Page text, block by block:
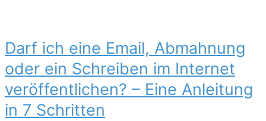
Darf ich eine Email, Abmahnung
oder ein Schreiben im Internet
veröffentlichen? – Eine Anleitung
in 7 Schritten